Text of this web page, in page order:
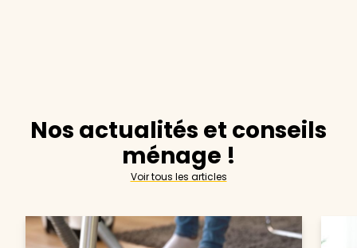
Nos actualités et conseils
ménage !
Voir tous les articles